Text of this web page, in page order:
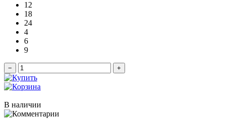
12
18
24
4
6
9
− +
В наличии